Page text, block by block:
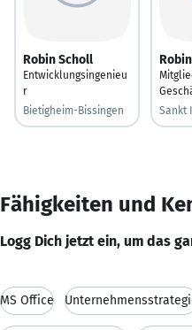
Robin Scholl
Entwicklungsingenieu
r
Bietigheim-Bissingen
Sankt
Fähigkeiten und
Logg Dich jetzt ein, um das
MS Office